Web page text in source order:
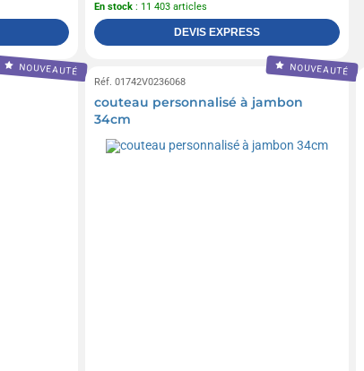
En stock: 11 403 articles
DEVIS EXPRESS
NOUVEAUTÉ NOUVEAUTÉ
Réf. 01742V0236068
couteau personnalisé à jambon
34cm